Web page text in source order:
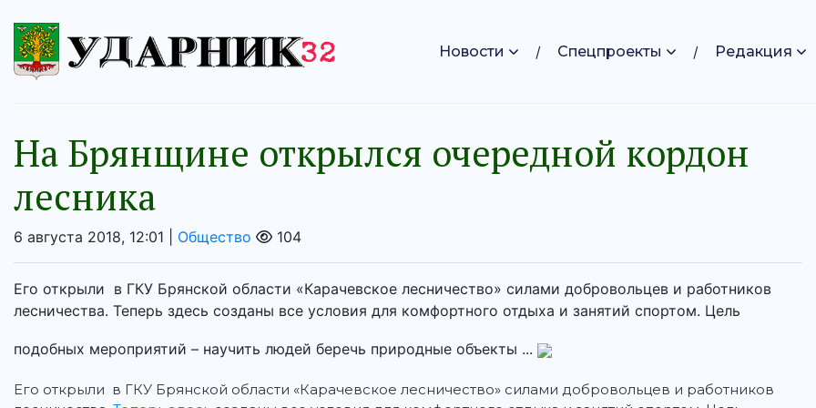
Новости Спецпроекты Редакция
На Брянщине открылся очередной кордон
лесника
6 августа 2018, 12:01 | Общество 104
Его открыли в ГКУ Брянской области «Карачевское лесничество» силами добровольцев и работников
лесничества. Теперь здесь созданы все условия для комфортного отдыха и занятий спортом. Цель
подобных мероприятий – научить людей беречь природные объекты ...
Его открыли в ГКУ Брянской области «Карачевское лесничество» силами добровольцев и работников